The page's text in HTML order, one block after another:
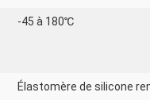
-45 à 180℃
Élastomère de silicone